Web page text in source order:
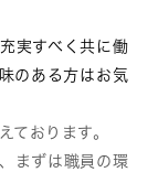
実すべく共に働
のある方はお気
ております。
まずは職員の環